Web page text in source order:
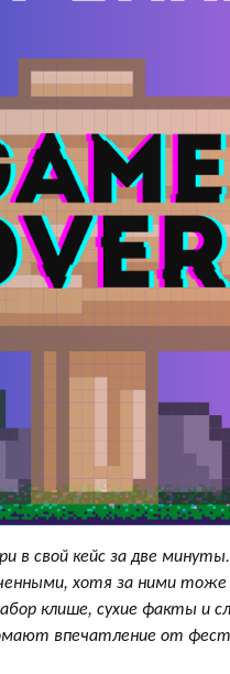
свой кейс за две минуты.
хотя за ними
клише, сухие факты и
впечатление от